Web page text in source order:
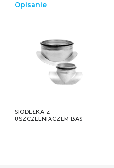
Opisanie
SIODEŁKA Z
USZCZELNIACZEM BAS